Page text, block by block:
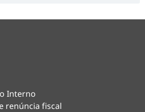
Interno
renúncia fiscal